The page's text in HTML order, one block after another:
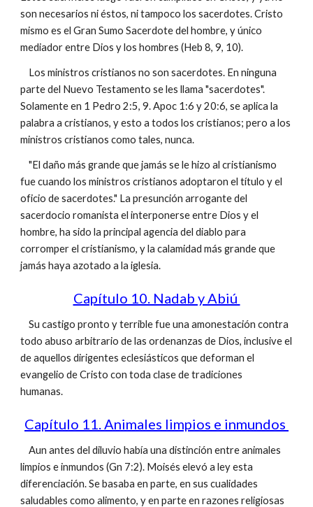
son necesarios ni éstos, ni tampoco los sacerdotes. Cristo
mismo es el Gran Sumo Sacerdote del hombre, y único
mediador entre Dios y los hombres (Heb 8, 9, 10).
Los ministros cristianos no son sacerdotes. En ninguna
parte del Nuevo Testamento se les llama "sacerdotes".
Solamente en 1 Pedro 2:5, 9. Apoc 1:6 y 20:6, se aplica la
palabra a cristianos, y esto a todos los cristianos; pero a los
ministros cristianos como tales, nunca.
"El daño más grande que jamás se le hizo al cristianismo
fue cuando los ministros cristianos adoptaron el título y el
oficio de sacerdotes." La presunción arrogante del
sacerdocio romanista el interponerse entre Dios y el
hombre, ha sido la principal agencia del diablo para
corromper el cristianismo, y la calamidad más grande que
jamás haya azotado a la iglesia.
Capítulo 10. Nadab y Abiú
Su castigo pronto y terrible fue una amonestación contra
todo abuso arbitrario de las ordenanzas de Dios, inclusive el
de aquellos dirigentes eclesiásticos que deforman el
evangelio de Cristo con toda clase de tradiciones
humanas.
Capítulo 11. Animales limpios e inmundos
Aun antes del diluvio había una distinción entre animales
limpios e inmundos (Gn 7:2). Moisés elevó a ley esta
diferenciación. Se basaba en parte, en sus cualidades
saludables como alimento, y en parte en razones religiosas